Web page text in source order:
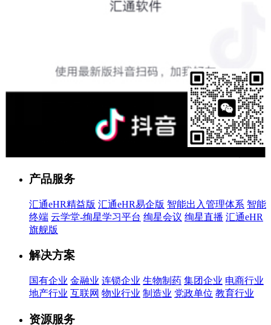
产品服务
汇通eHR精益版 汇通eHR易企版 智能出入管理体系 智能
终端 云学堂-绚星学习平台 绚星会议 绚星直播 汇通eHR
旗舰版
解决方案
国有企业 金融业 连锁企业 生物制药 集团企业 电商行业
地产行业 互联网 物业行业 制造业 党政单位 教育行业
资源服务